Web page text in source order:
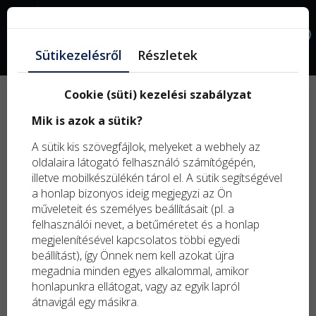
Facebook
Sütikezelésről Részletek
Cookie (süti) kezelési szabályzat
Mik is azok a sütik?
A sütik kis szövegfájlok, melyeket a webhely az
oldalaira látogató felhasználó számítógépén,
illetve mobilkészülékén tárol el. A sütik segítségével
a honlap bizonyos ideig megjegyzi az Ön
műveleteit és személyes beállításait (pl. a
felhasználói nevet, a betűméretet és a honlap
megjelenítésével kapcsolatos többi egyedi
beállítást), így Önnek nem kell azokat újra
megadnia minden egyes alkalommal, amikor
honlapunkra ellátogat, vagy az egyik lapról
átnavigál egy másikra.